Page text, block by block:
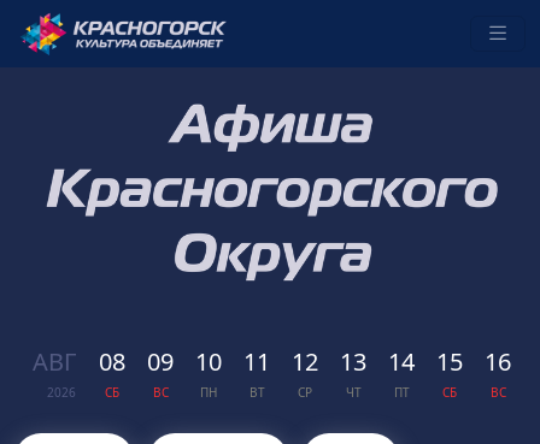
АВГ
2026
08
СБ
09
ВС
10
ПН
11
ВТ
12
СР
13
ЧТ
14
ПТ
15
СБ
16
ВС